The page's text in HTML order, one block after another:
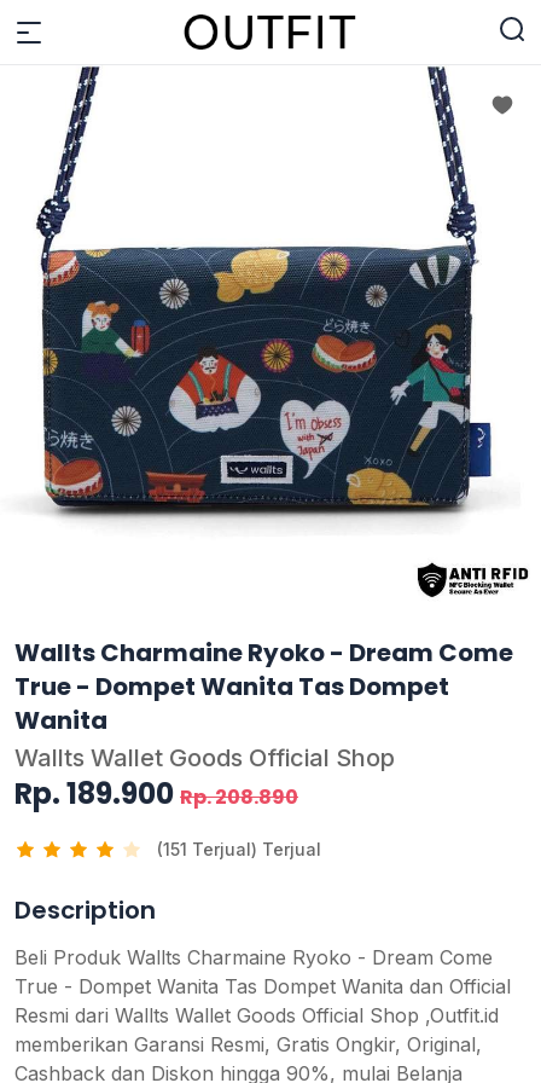
Wallts Charmaine Ryoko - Dream Come
True - Dompet Wanita Tas Dompet
Wanita
Wallts Wallet Goods Official Shop
Rp. 189.900 Rp. 208.890
(151 Terjual) Terjual
Description
Beli Produk Wallts Charmaine Ryoko - Dream Come
True - Dompet Wanita Tas Dompet Wanita dan Official
Resmi dari Wallts Wallet Goods Official Shop ,Outfit.id
memberikan Garansi Resmi, Gratis Ongkir, Original,
Cashback dan Diskon hingga 90%, mulai Belanja